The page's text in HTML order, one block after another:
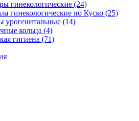
гинекологические (24)
гинекологические по Куско (25)
урогенитальные (14)
кольца (4)
гигиена (71)